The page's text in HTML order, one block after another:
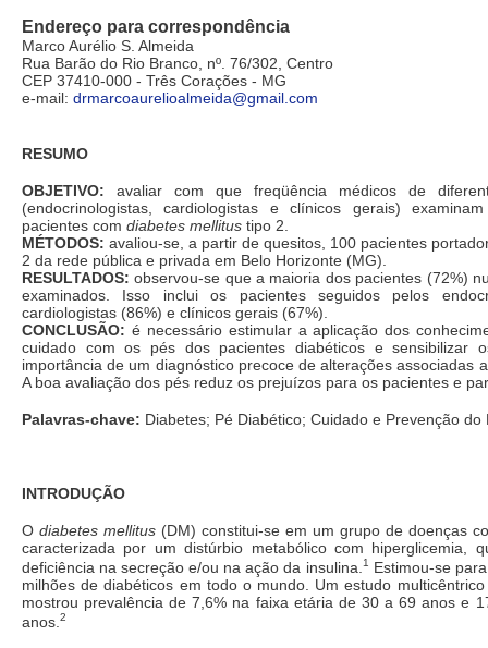
Endereço para correspondência
Marco Aurélio S. Almeida
Rua Barão do Rio Branco, nº. 76/302, Centro
CEP 37410-000 - Três Corações - MG
e-mail: drmarcoaurelioalmeida@gmail.com
RESUMO
OBJETIVO: avaliar com que freqüência médicos de
(endocrinologistas, cardiologistas e clínicos gerais)
pacientes com diabetes mellitus tipo 2.
MÉTODOS: avaliou-se, a partir de quesitos, 100 pacientes
2 da rede pública e privada em Belo Horizonte (MG).
RESULTADOS: observou-se que a maioria dos pacientes (72%)
examinados. Isso inclui os pacientes seguidos pelos
cardiologistas (86%) e clínicos gerais (67%).
CONCLUSÃO: é necessário estimular a aplicação dos
cuidado com os pés dos pacientes diabéticos e sensibilizar
importância de um diagnóstico precoce de alterações associadas
A boa avaliação dos pés reduz os prejuízos para os pacientes e
Palavras-chave: Diabetes; Pé Diabético; Cuidado e Prevenção do
INTRODUÇÃO
O diabetes mellitus (DM) constitui-se em um grupo de doenças
caracterizada por um distúrbio metabólico com hiperglicemia,
deficiência na secreção e/ou na ação da insulina. 1 Estimou-se
milhões de diabéticos em todo o mundo. Um estudo
mostrou prevalência de 7,6% na faixa etária de 30 a 69 anos e
anos. 2